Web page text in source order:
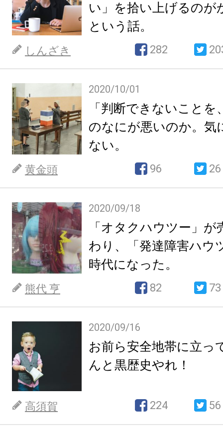
い」を拾い上げるのが
という話。
しんざき 282
2020/10/01
「判断できないこと
のなにが悪いのか。気
ない。
黄金頭 96 26
2020/09/18
「オタクハウツー」
わり、「発達障害ハウ
時代になった。
熊代 亨 82 73
2020/09/16
お前ら安全地帯に立っ
んと黒歴史やれ！
高須賀 224 56